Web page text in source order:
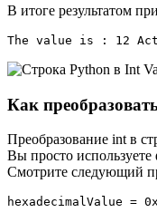
В итоге результатом
The value is : 12
Как
Преобразование int в
Вы просто
Смотрите следующий
hexadecimalValue =